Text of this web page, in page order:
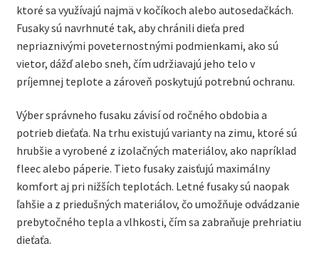
Fusaky
Podložky do kočíka
Tašky na kočík
Oblečenie 50 – 116
menu
Oblečenie 122 – 158
ktoré sa využívajú najmä v kočíkoch alebo autosedačkách.
Fusaky sú navrhnuté tak, aby chránili dieťa pred
nepriaznivými poveternostnými podmienkami, ako sú
vietor, dážď alebo sneh, čím udržiavajú jeho telo v
príjemnej teplote a zároveň poskytujú potrebnú ochranu.
Výber správneho fusaku závisí od ročného obdobia a
potrieb dieťaťa. Na trhu existujú varianty na zimu, ktoré sú
hrubšie a vyrobené z izolačných materiálov, ako napríklad
fleec alebo páperie. Tieto fusaky zaisťujú maximálny
komfort aj pri nižších teplotách. Letné fusaky sú naopak
ľahšie a z priedušných materiálov, čo umožňuje odvádzanie
prebytočného tepla a vlhkosti, čím sa zabraňuje prehriatiu
dieťaťa.